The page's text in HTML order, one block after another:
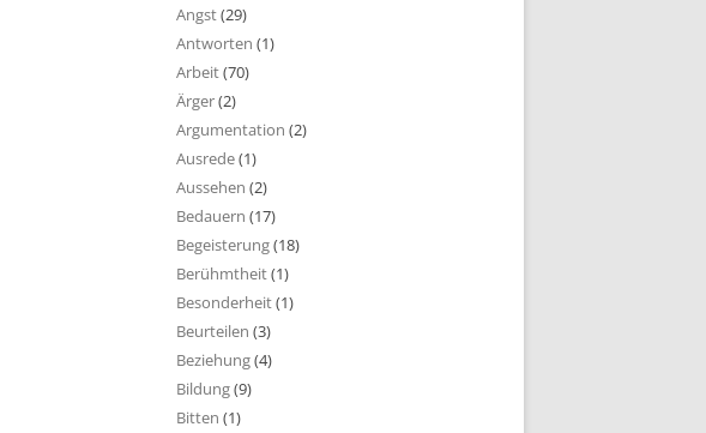
Angst(29)
Antworten (1)
Arbeit(70)
Ärger(2)
Argumentation (2)
Ausrede(1)
Aussehen (2)
Bedauern (17)
Begeisterung(18)
Berühmtheit(1)
Besonderheit(1)
Beurteilen (3)
Beziehung(4)
Bildung(9)
Bitten (1)